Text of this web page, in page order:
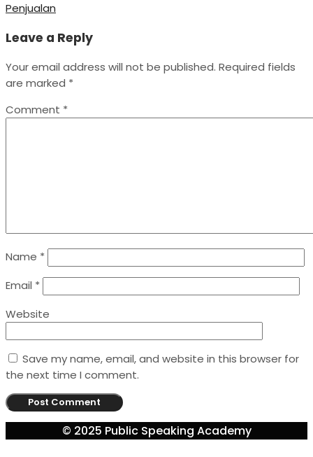
Penjualan
Leave a Reply
Your email address will not be published. Required fields
are marked *
Comment *
Name *
Email *
Website
Save my name, email, and website in this browser for
the next time I comment.
© 2025 Public Speaking Academy